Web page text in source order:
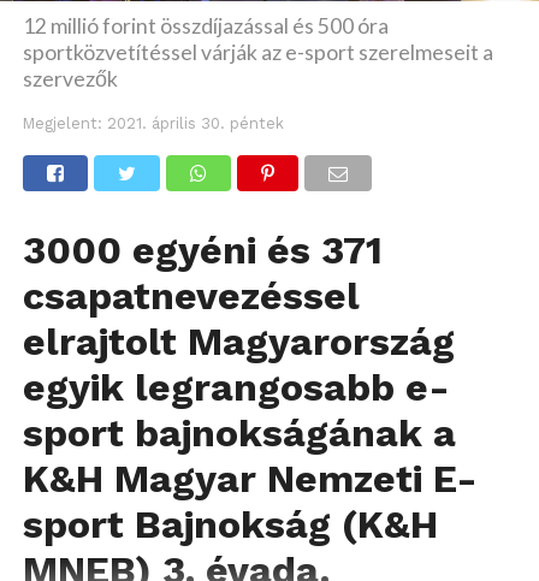
12 millió forint összdíjazással és 500 óra
sportközvetítéssel várják az e-sport szerelmeseit a
szervezők
Megjelent: 2021. április 30. péntek
3000 egyéni és 371
csapatnevezéssel
elrajtolt Magyarország
egyik legrangosabb e-
sport bajnokságának a
K&H Magyar Nemzeti E-
sport Bajnokság (K&H
MNEB) 3. évada.